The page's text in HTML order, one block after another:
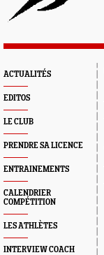
ACTUALITÉS
EDITOS
LE CLUB
PRENDRE SA LICENCE
ENTRAINEMENTS
CALENDRIER
COMPÉTITION
LES ATHLÈTES
INTERVIEW COACH